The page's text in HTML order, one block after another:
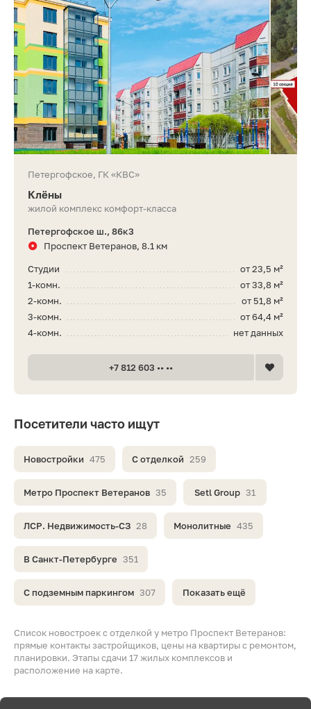
Список новостроек с отделкой у метро Проспект Ветеранов:
прямые контакты застройщиков, цены на квартиры с ремонтом,
планировки. Этапы сдачи 17 жилых комплексов и
расположение на карте.
Посетители часто ищут
Новостройки 475 С отделкой 259
Метро Проспект Ветеранов 35 Setl Group 31
ЛСР. Недвижимость-СЗ 28 Монолитные 435
В Санкт-Петербурге 351
С подземным паркингом 307 Показать ещё
Петергофское, ГК «КВС»
Клёны
жилой комплекс комфорт-класса
Петергофское ш., 86к3
Проспект Ветеранов, 8.1 км
от 23,5 м²
Студии
от 33,8 м²
1-комн.
от 51,8 м²
2-комн.
от 64,4 м²
3-комн.
нет данных
4-комн.
+7 812 603 •• ••